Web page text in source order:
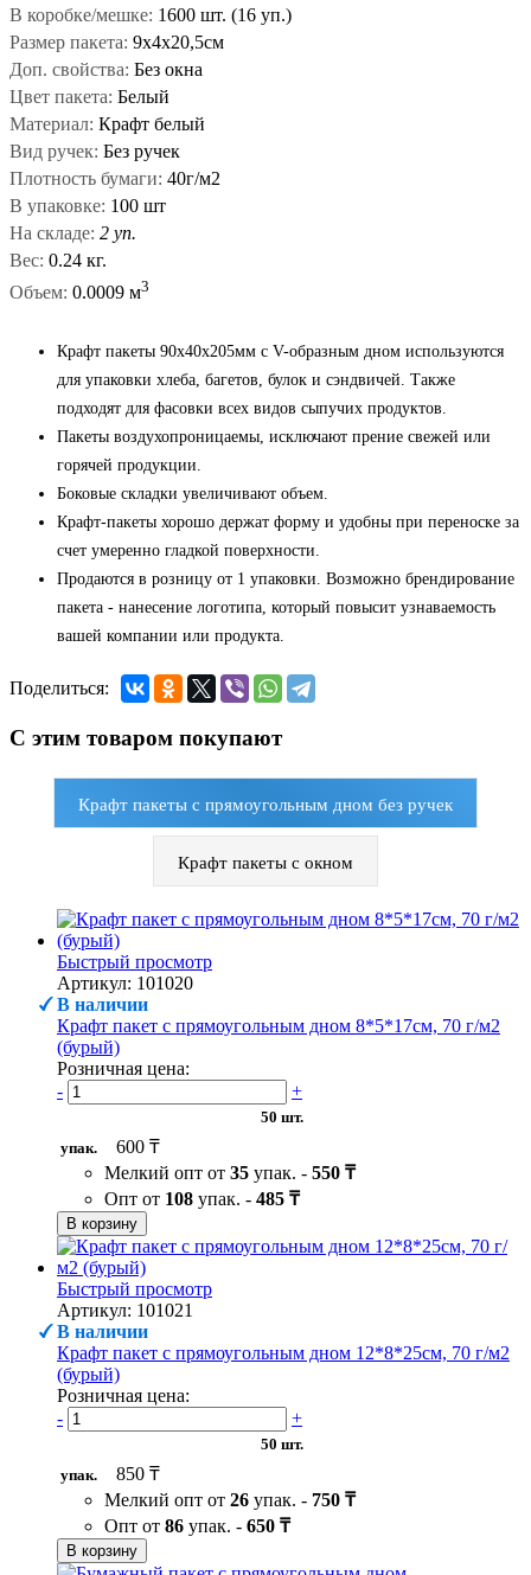
В коробке/мешке: 1600 шт. (16 уп.)
Размер пакета: 9х4х20,5см
Доп. свойства: Без окна
Цвет пакета: Белый
Материал: Крафт белый
Вид ручек: Без ручек
Плотность бумаги: 40г/м2
В упаковке: 100 шт
На складе: 2 уп.
Вес: 0.24 кг.
Объем: 0.0009 м3
Крафт пакеты 90x40x205мм с V-образным дном используются
для упаковки хлеба, багетов, булок и сэндвичей. Также
подходят для фасовки всех видов сыпучих продуктов.
Пакеты воздухопроницаемы, исключают прение свежей или
горячей продукции.
Боковые складки увеличивают объем.
Крафт-пакеты хорошо держат форму и удобны при переноске за
счет умеренно гладкой поверхности.
Продаются в розницу от 1 упаковки. Возможно брендирование
пакета - нанесение логотипа, который повысит узнаваемость
вашей компании или продукта.
Поделиться:
С этим товаром покупают
Крафт пакеты с прямоугольным дном без ручек
Крафт пакеты с окном
Быстрый просмотр
Артикул: 101020
В наличии
Крафт пакет с прямоугольным дном 8*5*17см, 70 г/м2
(бурый)
Розничная цена:
-
+
50 шт.
упак.
600 ₸
Мелкий опт от 35 упак. - 550 ₸
Опт от 108 упак. - 485 ₸
В корзину
Быстрый просмотр
Артикул: 101021
В наличии
Крафт пакет с прямоугольным дном 12*8*25см, 70 г/м2
(бурый)
Розничная цена:
-
+
50 шт.
упак.
850 ₸
Мелкий опт от 26 упак. - 750 ₸
Опт от 86 упак. - 650 ₸
В корзину